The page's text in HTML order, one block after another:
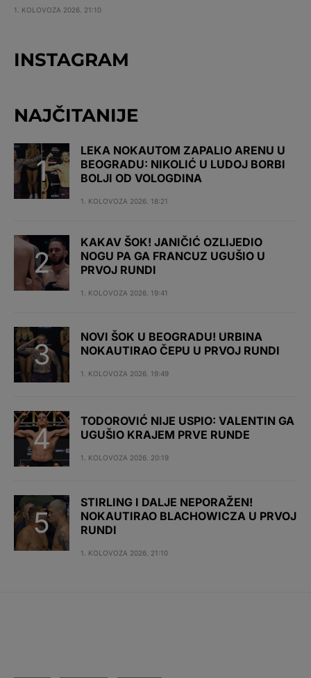
1. KOLOVOZA 2026. 21:10
INSTAGRAM
NAJČITANIJE
LEKA NOKAUTOM ZAPALIO ARENU U
BEOGRADU: NIKOLIĆ U LUDOJ BORBI
BOLJI OD VOLOGDINA
1. KOLOVOZA 2026. 18:21
KAKAV ŠOK! JANIČIĆ OZLIJEDIO
NOGU PA GA FRANCUZ UGUŠIO U
PRVOJ RUNDI
1. KOLOVOZA 2026. 19:41
NOVI ŠOK U BEOGRADU! URBINA
NOKAUTIRAO ČEPU U PRVOJ RUNDI
1. KOLOVOZA 2026. 19:49
TODOROVIĆ NIJE USPIO: VALENTIN GA
UGUŠIO KRAJEM PRVE RUNDE
1. KOLOVOZA 2026. 20:19
STIRLING I DALJE NEPORAŽEN!
NOKAUTIRAO BLACHOWICZA U PRVOJ
RUNDI
1. KOLOVOZA 2026. 21:10